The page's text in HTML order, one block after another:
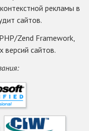
рекламы в
сайтов.
Zend Framework,
версий сайтов.